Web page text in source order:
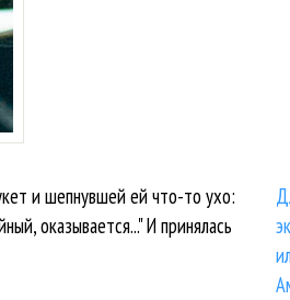
и шепнувшей ей что-то ухо:
оказывается..." И принялась